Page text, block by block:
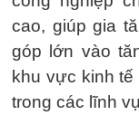
cao, giúp gia
góp lớn vào
khu vực kinh
trong các lĩnh